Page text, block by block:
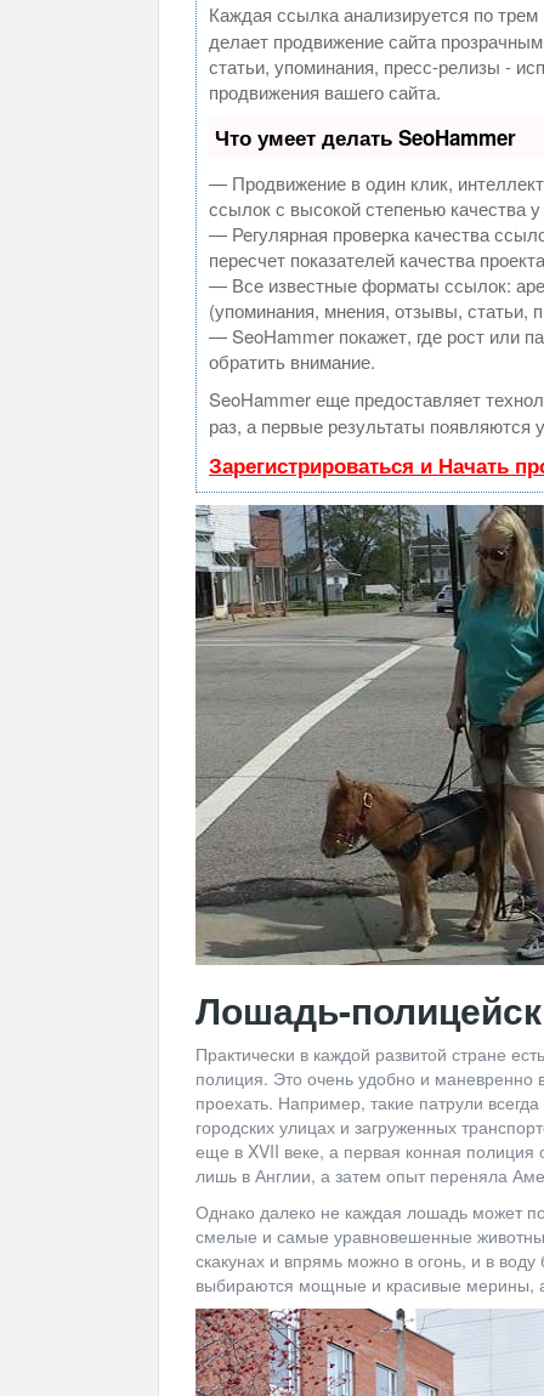
Каждая ссылка анализируется по
делает продвижение сайта
статьи, упоминания, пресс-релизы -
продвижения вашего сайта.
Что умеет делать SeoHammer
— Продвижение в один клик,
ссылок с высокой степенью качества
— Регулярная проверка качества
пересчет показателей качества
— Все известные форматы ссылок:
(упоминания, мнения, отзывы, статьи,
— SeoHammer покажет, где рост или
обратить внимание.
SeoHammer еще предоставляет
раз, а первые результаты появляются
Зарегистрироваться и Начать
Лошадь-
Практически в каждой развитой стране
полиция. Это очень удобно и
проехать. Например, такие патрули
городских улицах и загруженных
еще в XVII веке, а первая конная полиция
лишь в Англии, а затем опыт переняла
Однако далеко не каждая лошадь может
смелые и самые уравновешенные
скакунах и впрямь можно в огонь, и в
выбираются мощные и красивые мерины,